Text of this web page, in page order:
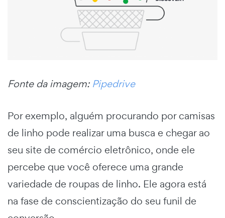
Fonte da imagem: Pipedrive
Por exemplo, alguém procurando por camisas
de linho pode realizar uma busca e chegar ao
seu site de comércio eletrônico, onde ele
percebe que você oferece uma grande
variedade de roupas de linho. Ele agora está
na fase de conscientização do seu funil de